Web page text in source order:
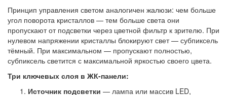
Принцип управления светом аналогичен жалюзи: чем больше
угол поворота кристаллов — тем больше света они
пропускают от подсветки через цветной фильтр к зрителю. При
нулевом напряжении кристаллы блокируют свет — субпиксель
тёмный. При максимальном — пропускают полностью,
субпиксель светится с максимальной яркостью своего цвета.
Три ключевых слоя в ЖК-панели:
Источник подсветки — лампа или массив LED,